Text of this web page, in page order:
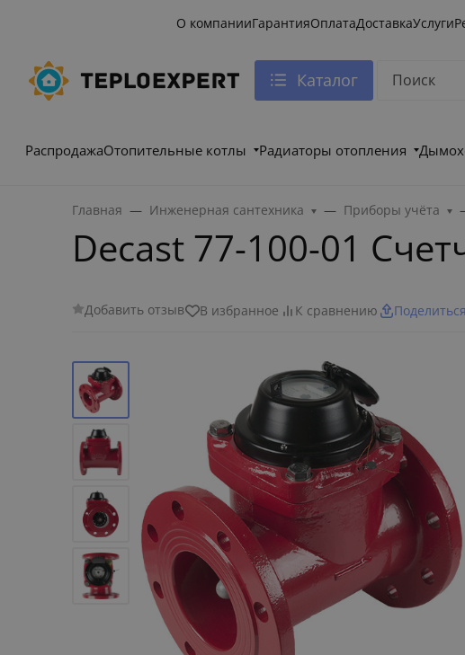
О компанииГарантияОплатаДоставкаУслуги
Каталог
РаспродажаОтопительные котлы Радиаторы отопления
Главная Инженерная сантехника Приборы учёта
Decast 77-100-01
Добавить отзыв В избранное К сравнению Поделиться